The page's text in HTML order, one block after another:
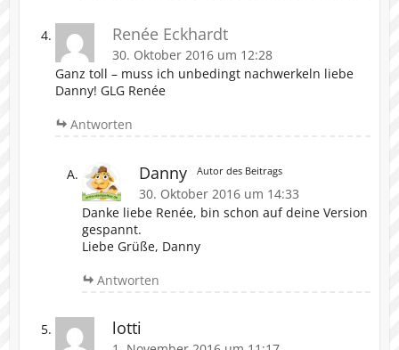
Renée Eckhardt
30. Oktober 2016 um 12:28
Ganz toll – muss ich unbedingt nachwerkeln liebe
Danny! GLG Renée
Antworten
Danny Autor des Beitrags
30. Oktober 2016 um 14:33
Danke liebe Renée, bin schon auf deine Version
gespannt.
Liebe Grüße, Danny
Antworten
lotti